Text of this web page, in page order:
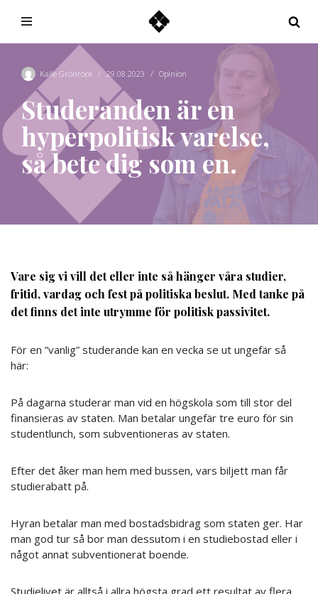
innehållKalle Grönroos 29.08.2023 Opinion
Studeranden är en
hyperpolitisk varelse,
så bete dig som en.
Vare sig vi vill det eller inte så hänger våra studier,
fritid, vardag och fest på politiska beslut. Med tanke på
det finns det inte utrymme för politisk passivitet.
För en ”vanlig” studerande kan en vecka se ut ungefär så
här:
På dagarna studerar man vid en högskola som till stor del
finansieras av staten. Man betalar ungefär tre euro för sin
studentlunch, som subventioneras av staten.
Efter det åker man hem med bussen, vars biljett man får
studierabatt på.
Hyran betalar man med bostadsbidrag som staten ger. Har
man god tur så bor man dessutom i en studiebostad eller i
något annat subventionerat boende.
Studielivet är alltså i allra högsta grad ett resultat av flera